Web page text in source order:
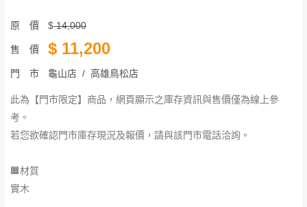
原 價 $14,000
售 價 $ 11,200
門 市 龜山店 / 高雄鳥松店
此為【門市限定】商品，網頁顯示之庫存資訊與售價僅為線上參
考。
若您欲確認門市庫存現況及報價，請與該門市電話洽詢。
🟧材質
實木